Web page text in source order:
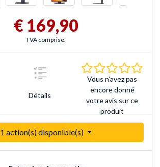
€ 169,90
TVA comprise.
Détails
Vous n'avez pas
encore donné
votre avis sur ce
produit
1 action(s) disponible(s)